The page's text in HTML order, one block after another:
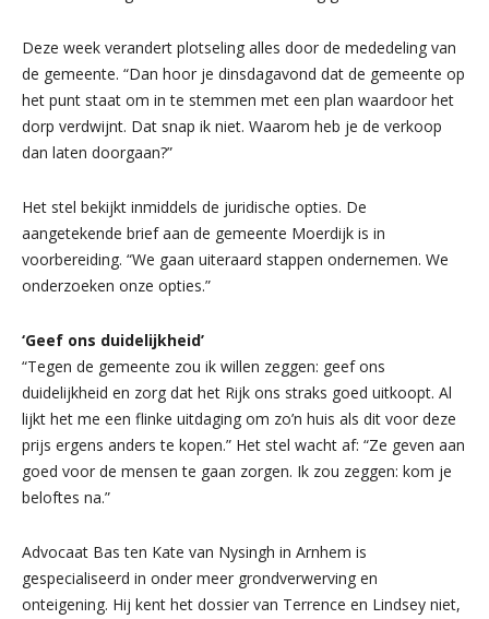
Deze week verandert plotseling alles door de mededeling van
de gemeente. “Dan hoor je dinsdagavond dat de gemeente op
het punt staat om in te stemmen met een plan waardoor het
dorp verdwijnt. Dat snap ik niet. Waarom heb je de verkoop
dan laten doorgaan?”
Het stel bekijkt inmiddels de juridische opties. De
aangetekende brief aan de gemeente Moerdijk is in
voorbereiding. “We gaan uiteraard stappen ondernemen. We
onderzoeken onze opties.”
‘Geef ons duidelijkheid’
“Tegen de gemeente zou ik willen zeggen: geef ons
duidelijkheid en zorg dat het Rijk ons straks goed uitkoopt. Al
lijkt het me een flinke uitdaging om zo’n huis als dit voor deze
prijs ergens anders te kopen.” Het stel wacht af: “Ze geven aan
goed voor de mensen te gaan zorgen. Ik zou zeggen: kom je
beloftes na.”
Advocaat Bas ten Kate van Nysingh in Arnhem is
gespecialiseerd in onder meer grondverwerving en
onteigening. Hij kent het dossier van Terrence en Lindsey niet,